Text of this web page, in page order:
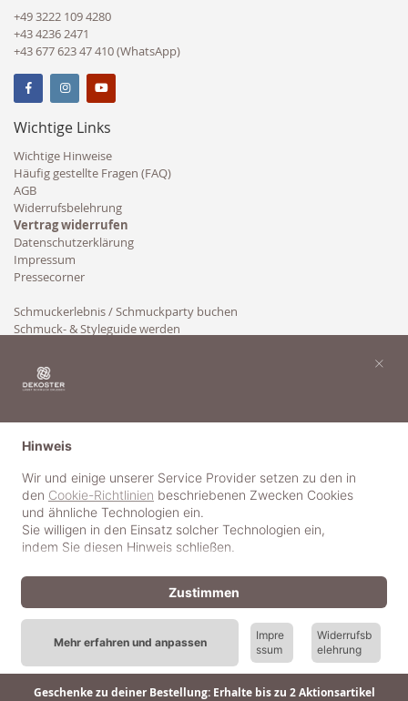
Geschenke zu deiner Bestellung: Erhalte bis zu 2 Aktionsartikel
+49 3222 109 4280
+43 4236 2471
+43 677 623 47 410 (WhatsApp)
Wichtige Links
Wichtige Hinweise
Häufig gestellte Fragen (FAQ)
AGB
Widerrufsbelehrung
Vertrag widerrufen
Datenschutzerklärung
Impressum
Pressecorner
Schmuckerlebnis / Schmuckparty buchen
Schmuck- & Styleguide werden
© 2018-2025 dekoster GmbH
Hinweis
Wir und einige unserer Service Provider setzen zu den in
den Cookie-Richtlinien beschriebenen Zwecken Cookies
und ähnliche Technologien ein.
Sie willigen in den Einsatz solcher Technologien ein,
indem Sie diesen Hinweis schließen.
Mehr erfahren und anpassen
Impre
ssum
Widerrufsb
elehrung
Zustimmen
×